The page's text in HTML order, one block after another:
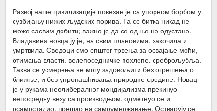
Развој наше цивилизације повезан је са упорном борбом у
сузбијању нижих људских порива. Та се битка никад не
може сасвим добити; важно је да се од ње не одустане.
Владавина новца ју је, на свим плановима, закочила и
умртвила. Сведоци смо општег трвења за освајање моћи,
отимања власти, велепоседничке похлепе, среброљубља.
Таква се усмерења не могу задовољити без огрешења о
ближње, и без упропашћивања природне средине. Новац
је у рукама неолибералног мондијализма прекинуо
непосредну везу са производњом, одметнуо се и
осамосталио, прешао на самоумножавање. Остварују се